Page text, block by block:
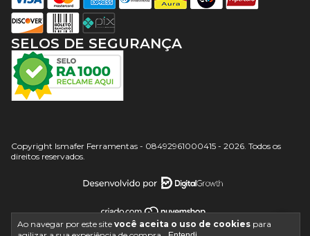
Ao navegar por este site você aceita o uso de cookies para
SELOS DE SEGURANÇA
Copyright Ismafer Ferramentas - 08492961000415 - 2026. Todos os
direitos reservados.